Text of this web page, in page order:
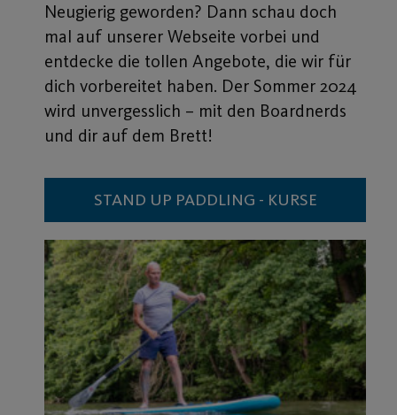
Neugierig geworden? Dann schau doch
mal auf unserer Webseite vorbei und
entdecke die tollen Angebote, die wir für
dich vorbereitet haben. Der Sommer 2024
wird unvergesslich – mit den Boardnerds
und dir auf dem Brett!
STAND UP PADDLING - KURSE